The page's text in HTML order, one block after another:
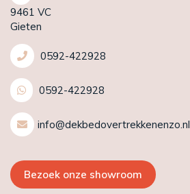
9461 VC
Gieten
0592-422928
0592-422928
info@dekbedovertrekkenenzo.nl
Bezoek onze showroom